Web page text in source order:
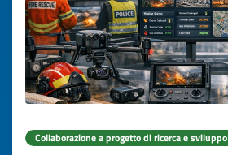
Collaborazione a progetto di ricerca e sviluppo